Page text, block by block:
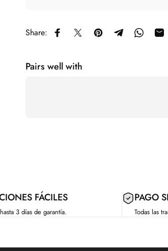
Share: Compartir en Facebook
Compartir en X
Guardar en Pinterest
Compartir en
Pairs well with
FÁCILES
3 días de garantía.
PAGO
Todas las